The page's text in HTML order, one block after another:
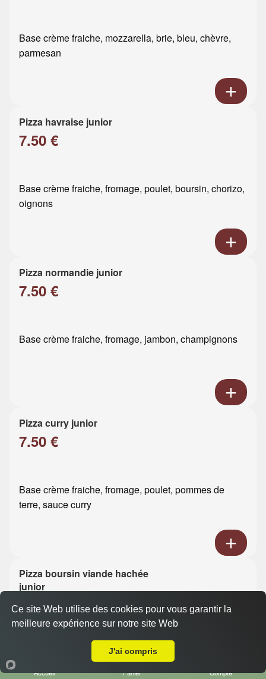
Base crème fraiche, mozzarella, brie, bleu, chèvre,
parmesan
Pizza havraise junior
7.50 €
Base crème fraiche, fromage, poulet, boursin, chorizo,
oignons
Pizza normandie junior
7.50 €
Base crème fraiche, fromage, jambon, champignons
Pizza curry junior
7.50 €
Base crème fraiche, fromage, poulet, pommes de
terre, sauce curry
Pizza boursin viande hachée
junior
7.50 €
Base crème fraiche, fromage, viande hachée, boursin
Accueil Panier Compte
Ce site Web utilise des cookies pour vous garantir la
meilleure expérience sur notre site Web
J'ai compris